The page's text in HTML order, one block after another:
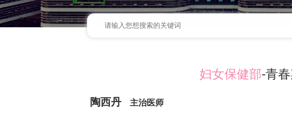
妇女保健部-青
陶西丹 主治医师